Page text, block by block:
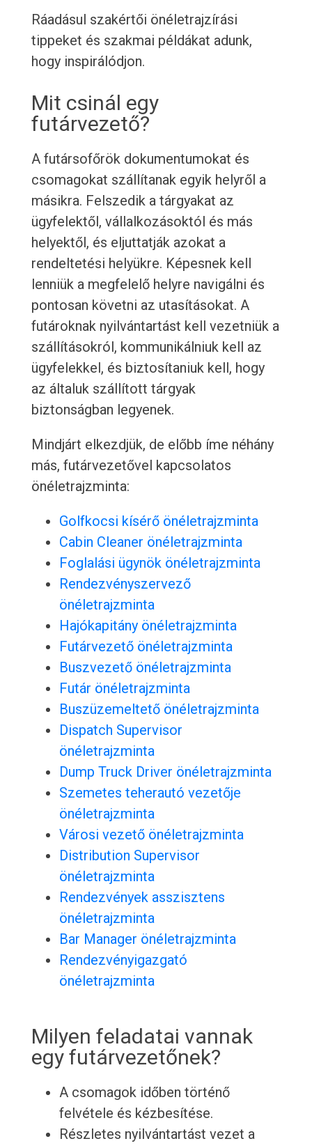
Ráadásul szakértői önéletrajzírási
tippeket és szakmai példákat adunk,
hogy inspirálódjon.
Mit csinál egy
futárvezető?
A futársofőrök dokumentumokat és
csomagokat szállítanak egyik helyről a
másikra. Felszedik a tárgyakat az
ügyfelektől, vállalkozásoktól és más
helyektől, és eljuttatják azokat a
rendeltetési helyükre. Képesnek kell
lenniük a megfelelő helyre navigálni és
pontosan követni az utasításokat. A
futároknak nyilvántartást kell vezetniük a
szállításokról, kommunikálniuk kell az
ügyfelekkel, és biztosítaniuk kell, hogy
az általuk szállított tárgyak
biztonságban legyenek.
Mindjárt elkezdjük, de előbb íme néhány
más, futárvezetővel kapcsolatos
önéletrajzminta:
Golfkocsi kísérő önéletrajzminta
Cabin Cleaner önéletrajzminta
Foglalási ügynök önéletrajzminta
Rendezvényszervező
önéletrajzminta
Hajókapitány önéletrajzminta
Futárvezető önéletrajzminta
Buszvezető önéletrajzminta
Futár önéletrajzminta
Buszüzemeltető önéletrajzminta
Dispatch Supervisor
önéletrajzminta
Dump Truck Driver önéletrajzminta
Szemetes teherautó vezetője
önéletrajzminta
Városi vezető önéletrajzminta
Distribution Supervisor
önéletrajzminta
Rendezvények asszisztens
önéletrajzminta
Bar Manager önéletrajzminta
Rendezvényigazgató
önéletrajzminta
Milyen feladatai vannak
egy futárvezetőnek?
A csomagok időben történő
felvétele és kézbesítése.
Részletes nyilvántartást vezet a